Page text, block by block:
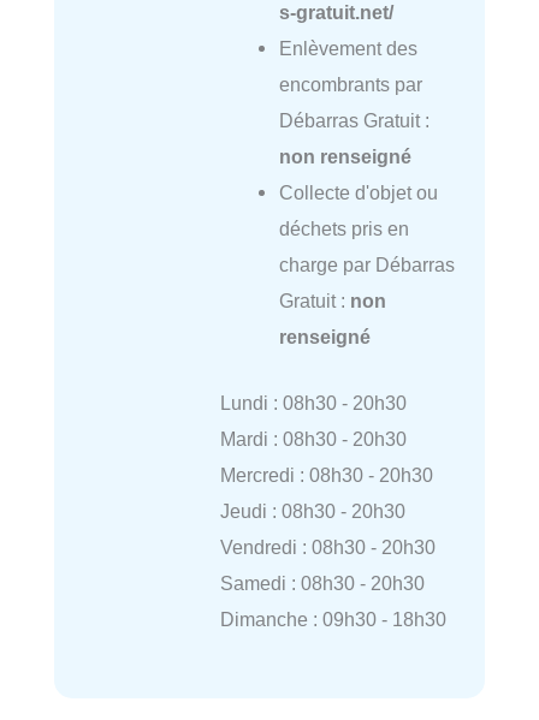
s-gratuit.net/
Enlèvement des
encombrants par
Débarras Gratuit :
non renseigné
Collecte d'objet ou
déchets pris en
charge par Débarras
Gratuit : non
renseigné
Lundi : 08h30 - 20h30
Mardi : 08h30 - 20h30
Mercredi : 08h30 - 20h30
Jeudi : 08h30 - 20h30
Vendredi : 08h30 - 20h30
Samedi : 08h30 - 20h30
Dimanche : 09h30 - 18h30